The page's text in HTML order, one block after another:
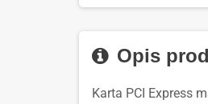
Opis
Karta PCI Express